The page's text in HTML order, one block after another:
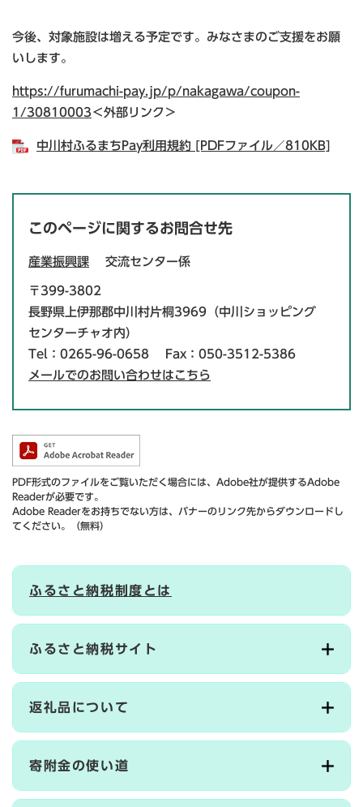
今後、対象施設は増える予定です。みなさまのご支援をお願
いします。
https://furumachi-pay.jp/p/nakagawa/coupon-
1/30810003＜外部リンク＞
中川村ふるまちPay利用規約 [PDFファイル／810KB]
このページに関するお問合せ先
産業振興課 交流センター係
〒399-3802
長野県上伊那郡中川村片桐3969（中川ショッピング
センターチャオ内）
Tel：0265-96-0658
Fax：050-3512-5386
メールでのお問い合わせはこちら
PDF形式のファイルをご覧いただく場合には、Adobe社が提供するAdobe
Readerが必要です。
Adobe Readerをお持ちでない方は、バナーのリンク先からダウンロードし
てください。（無料）
ふるさと納税制度とは
ふるさと納税サイト
返礼品について
寄附金の使い道